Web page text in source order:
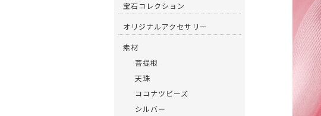
宝石コレクション
オリジナルアクセサリー
素材
菩提根
天珠
ココナツビーズ
シルバー